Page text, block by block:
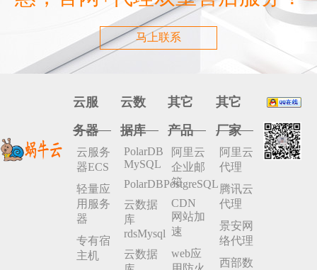
马上联系
云服
务器
云服务
器ECS
轻量应
用服务
器
专有宿
主机
云数
据库
PolarDB
MySQL
PolarDBPostgreSQL
云数据
库
rdsMysql
云数据
其它
产品
阿里云
企业邮
箱
CDN
网站加
速
web应
其它
厂家
阿里云
代理
腾讯云
代理
景安网
络代理
西部数